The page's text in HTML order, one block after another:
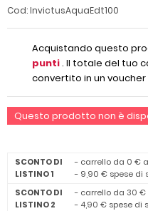
Cod:InvictusAquaEdt100
Acquistando questo
punti. Il totale del tuo
convertito in un voucher
Questo prodotto non è
SCONTO DI
LISTINO 1
- carrello da 0 €
- 9,90 € spese di
SCONTO DI
LISTINO 2
- carrello da 30
- 4,90 € spese di